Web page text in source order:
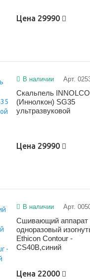
Цена 29990
В наличии Арт.
Скальпель
(Иннолкон) SG35
ультразвуковой
Цена 29990
В наличии Арт.
Сшивающий аппарат
одноразовый
Ethicon Contour -
CS40B,синий
Цена 22000